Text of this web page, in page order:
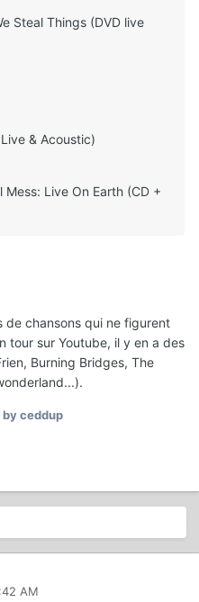
Steal Things (DVD live
& Acoustic)
Live On Earth (CD +
de chansons qui ne figurent
tour sur Youtube, il y en a des
Burning Bridges, The
by ceddup
AM